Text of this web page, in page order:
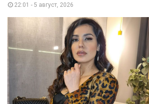
22:01 - 5 август, 2026